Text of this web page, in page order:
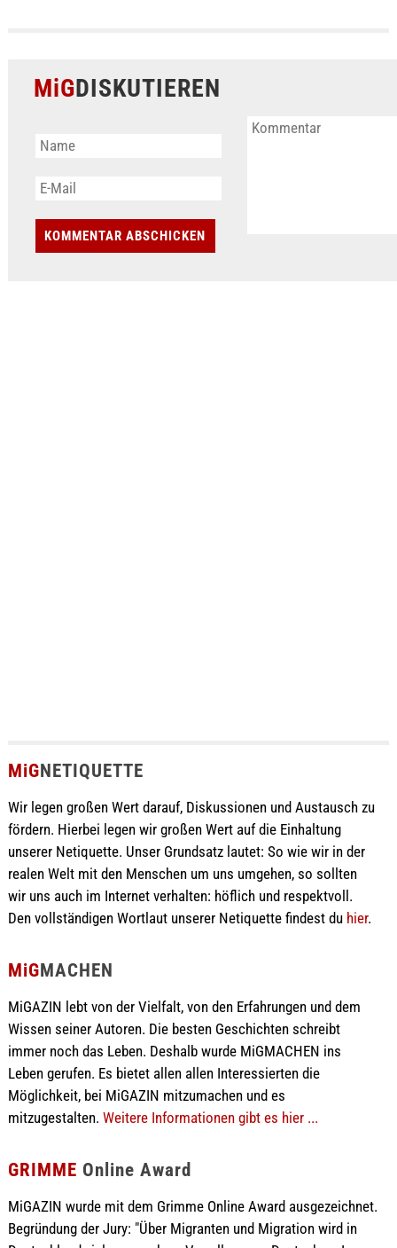
MiGDISKUTIEREN
MiGNETIQUETTE
Wir legen großen Wert darauf, Diskussionen und Austausch zu
fördern. Hierbei legen wir großen Wert auf die Einhaltung
unserer Netiquette. Unser Grundsatz lautet: So wie wir in der
realen Welt mit den Menschen um uns umgehen, so sollten
wir uns auch im Internet verhalten: höflich und respektvoll.
Den vollständigen Wortlaut unserer Netiquette findest du hier.
MiGMACHEN
MiGAZIN lebt von der Vielfalt, von den Erfahrungen und dem
Wissen seiner Autoren. Die besten Geschichten schreibt
immer noch das Leben. Deshalb wurde MiGMACHEN ins
Leben gerufen. Es bietet allen allen Interessierten die
Möglichkeit, bei MiGAZIN mitzumachen und es
mitzugestalten. Weitere Informationen gibt es hier ...
GRIMME Online Award
MiGAZIN wurde mit dem Grimme Online Award ausgezeichnet.
Begründung der Jury: "Über Migranten und Migration wird in